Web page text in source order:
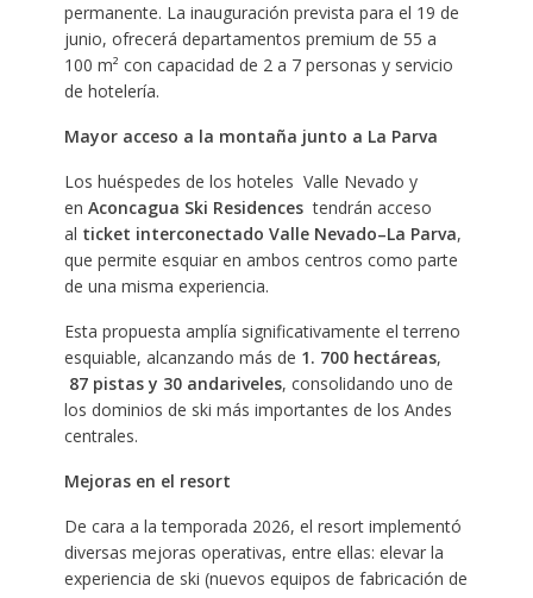
permanente. La inauguración prevista para el 19 de
junio, ofrecerá departamentos premium de 55 a
100 m² con capacidad de 2 a 7 personas y servicio
de hotelería.
Mayor acceso a la montaña junto a La Parva
Los huéspedes de los hoteles Valle Nevado y
en Aconcagua Ski Residences tendrán acceso
al ticket interconectado Valle Nevado–La Parva,
que permite esquiar en ambos centros como parte
de una misma experiencia.
Esta propuesta amplía significativamente el terreno
esquiable, alcanzando más de 1. 700 hectáreas,
87 pistas y 30 andariveles, consolidando uno de
los dominios de ski más importantes de los Andes
centrales.
Mejoras en el resort
De cara a la temporada 2026, el resort implementó
diversas mejoras operativas, entre ellas: elevar la
experiencia de ski (nuevos equipos de fabricación de